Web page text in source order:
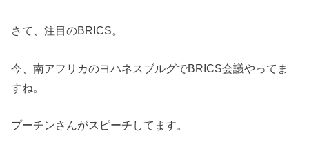
さて、注目のBRICS。
今、南アフリカのヨハネスブルグでBRICS会議やってま
すね。
プーチンさんがスピーチしてます。